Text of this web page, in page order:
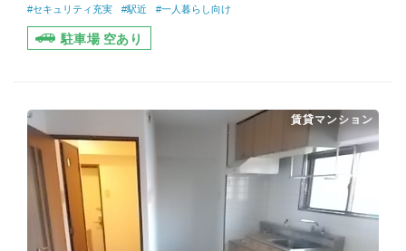
#セキュリティ充実 #駅近 #一人暮らし向け
駐車場 空あり
賃貸マンション